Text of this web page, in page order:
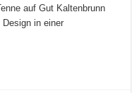
auf Gut Kaltenbrunn
in einer